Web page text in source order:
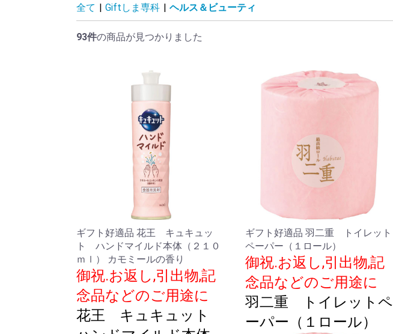
全て | Giftしま専科 | ヘルス＆ビューティ
93件の商品が見つかりました
ギフト好適品 花王 キュキュッ
ト ハンドマイルド本体（２１０
ｍｌ） カモミールの香り
御祝.お返し,引出物,記
念品などのご用途に
花王 キュキュット
ギフト好適品 羽二重 トイレット
ペーパー（１ロール）
御祝.お返し,引出物,記
念品などのご用途に
羽二重 トイレットペ
ーパー（１ロール）